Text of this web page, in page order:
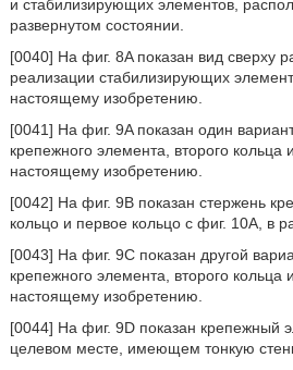
и стабилизирующих элементов,
развернутом состоянии.
[0040] На фиг. 8A показан вид сверху
реализации стабилизирующих
настоящему изобретению.
[0041] На фиг. 9A показан один
крепежного элемента, второго кольца
настоящему изобретению.
[0042] На фиг. 9B показан стержень
кольцо и первое кольцо с фиг. 10A, в
[0043] На фиг. 9C показан другой
крепежного элемента, второго кольца
настоящему изобретению.
[0044] На фиг. 9D показан крепежный
целевом месте, имеющем тонкую